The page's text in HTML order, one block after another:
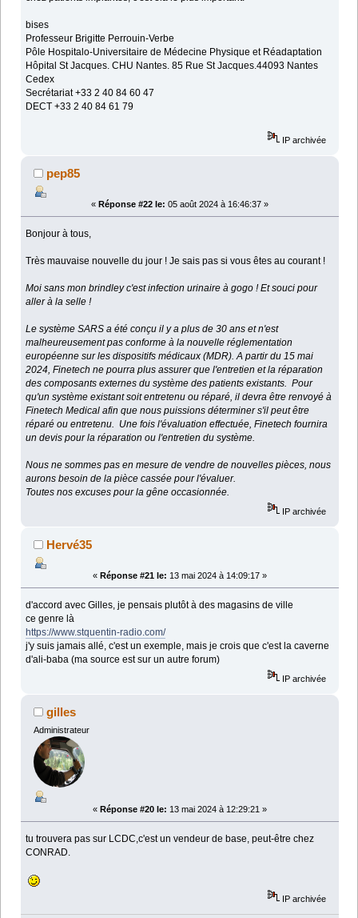
bises
Professeur Brigitte Perrouin-Verbe
Pôle Hospitalo-Universitaire de Médecine Physique et Réadaptation
Hôpital St Jacques. CHU Nantes. 85 Rue St Jacques.44093 Nantes
Cedex
Secrétariat +33 2 40 84 60 47
DECT +33 2 40 84 61 79
IP archivée
pep85
« Réponse #22 le: 05 août 2024 à 16:46:37 »
Bonjour à tous,
Très mauvaise nouvelle du jour ! Je sais pas si vous êtes au courant !
Moi sans mon brindley c'est infection urinaire à gogo ! Et souci pour
aller à la selle !
Le système SARS a été conçu il y a plus de 30 ans et n'est
malheureusement pas conforme à la nouvelle réglementation
européenne sur les dispositifs médicaux (MDR). A partir du 15 mai
2024, Finetech ne pourra plus assurer que l'entretien et la réparation
des composants externes du système des patients existants. Pour
qu'un système existant soit entretenu ou réparé, il devra être renvoyé à
Finetech Medical afin que nous puissions déterminer s'il peut être
réparé ou entretenu. Une fois l'évaluation effectuée, Finetech fournira
un devis pour la réparation ou l'entretien du système.
Nous ne sommes pas en mesure de vendre de nouvelles pièces, nous
aurons besoin de la pièce cassée pour l'évaluer.
Toutes nos excuses pour la gêne occasionnée.
IP archivée
Hervé35
« Réponse #21 le: 13 mai 2024 à 14:09:17 »
d'accord avec Gilles, je pensais plutôt à des magasins de ville
ce genre là
https://www.stquentin-radio.com/
j'y suis jamais allé, c'est un exemple, mais je crois que c'est la caverne
d'ali-baba (ma source est sur un autre forum)
IP archivée
gilles
Administrateur
« Réponse #20 le: 13 mai 2024 à 12:29:21 »
tu trouvera pas sur LCDC,c'est un vendeur de base, peut-être chez
CONRAD.
IP archivée